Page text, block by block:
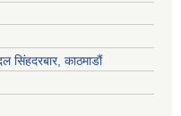
सिंहदरबार, काठमाडौं